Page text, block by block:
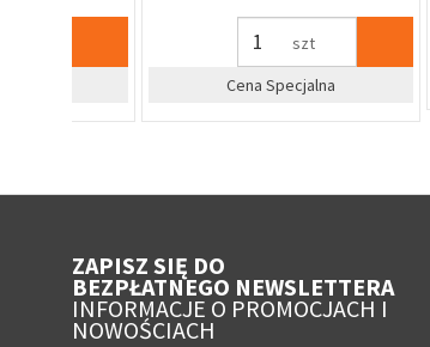
% Zapytaj o cenę dla firm %
ZAPISZ SIĘ DO
BEZPŁATNEGO NEWSLETTERA
INFORMACJE O PROMOCJACH I
NOWOŚCIACH